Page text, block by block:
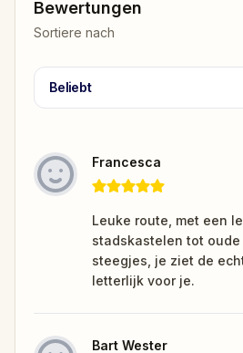
Bewertungen
Sortiere nach
Beliebt
Francesca
Leuke route, met een
stadskastelen tot
steegjes, je ziet de
letterlijk voor je.
Bart Wester